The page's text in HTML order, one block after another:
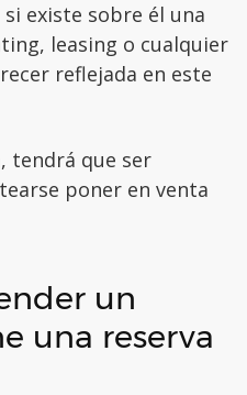
existe sobre él una
leasing o cualquier
reflejada en este
tendrá que ser
poner en venta
un
una reserva